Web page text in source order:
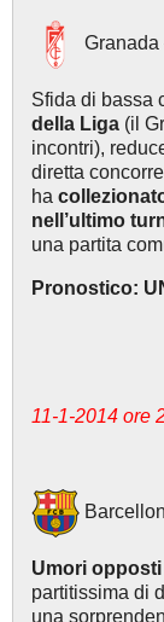
Granada
Sfida di bassa
della Liga (il
incontri),
diretta
ha
nell’ultimo
una partita
Pronostico:
11-1-2014 ore
Umori opposti
partitissima di
una